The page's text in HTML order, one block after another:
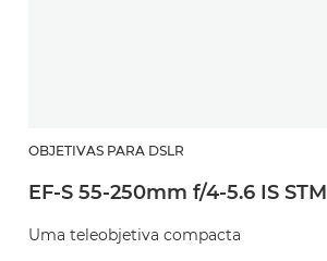
OBJETIVAS PARA DSLR
EF-S 55-250mm f/4-5.6 IS STM
Uma teleobjetiva compacta